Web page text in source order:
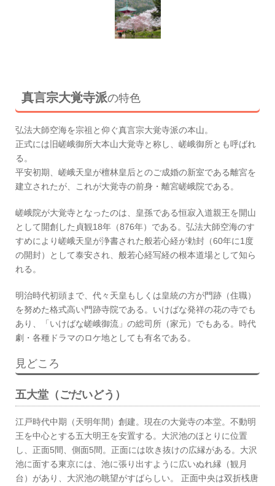
真言宗大覚寺派の特色
弘法大師空海を宗祖と仰ぐ真言宗大覚寺派の本山。
正式には旧嵯峨御所大本山大覚寺と称し、嵯峨御所とも呼ばれ
る。
平安初期、嵯峨天皇が檀林皇后とのご成婚の新室である離宮を
建立されたが、これが大覚寺の前身・離宮嵯峨院である。
嵯峨院が大覚寺となったのは、皇孫である恒寂入道親王を開山
として開創した貞観18年（876年）である。弘法大師空海のす
すめにより嵯峨天皇が浄書された般若心経が勅封（60年に1度
の開封）として泰安され、般若心経写経の根本道場として知ら
れる。
明治時代初頭まで、代々天皇もしくは皇統の方が門跡（住職）
を努めた格式高い門跡寺院である。いけばな発祥の花の寺でも
あり、「いけばな嵯峨御流」の総司所（家元）でもある。時代
劇・各種ドラマのロケ地としても有名である。
見どころ
五大堂（ごだいどう）
江戸時代中期（天明年間）創建。現在の大覚寺の本堂。不動明
王を中心とする五大明王を安置する。大沢池のほとりに位置
し、正面5間、側面5間。正面には吹き抜けの広縁がある。大沢
池に面する東京には、池に張り出すように広いぬれ縁（観月
台）があり、大沢池の眺望がすばらしい。 正面中央は双折桟唐